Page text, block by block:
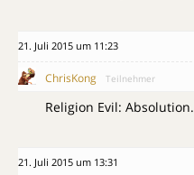
21. Juli 2015 um 11:23
ChrisKong Teilnehmer
Religion Evil: Absolution.
21. Juli 2015 um 13:31